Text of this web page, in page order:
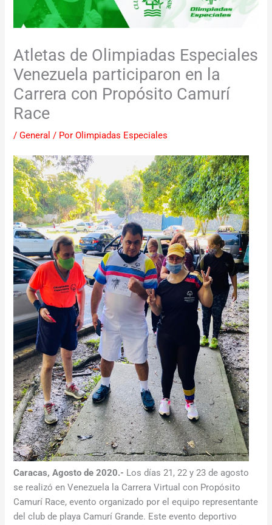
Atletas de Olimpiadas Especiales
Venezuela participaron en la
Carrera con Propósito Camurí
Race
/General / PorOlimpiadas Especiales
Caracas, Agosto de 2020.- Los días 21, 22 y 23 de agosto
se realizó en Venezuela la Carrera Virtual con Propósito
Camurí Race, evento organizado por el equipo representante
del club de playa Camurí Grande. Este evento deportivo